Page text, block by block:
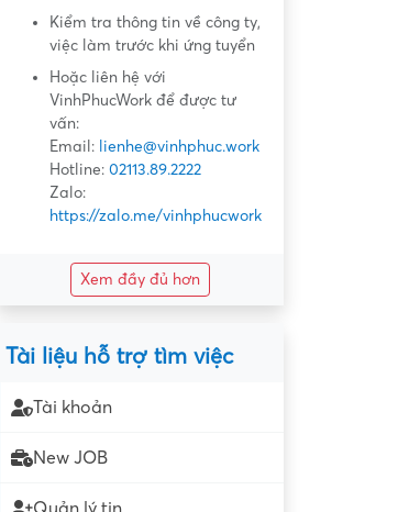
Kiểm tra thông tin về công ty,
việc làm trước khi ứng tuyển
Hoặc liên hệ với
VinhPhucWork để được tư
vấn:
Email: lienhe@vinhphuc.work
Hotline: 02113.89.2222
Zalo:
https://zalo.me/vinhphucwork
Xem đầy đủ hơn
Tài liệu hỗ trợ tìm việc
Tài khoản
New JOB